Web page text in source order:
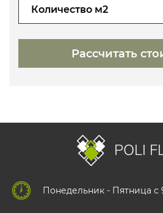
POLI
Понедельник - Пятница с